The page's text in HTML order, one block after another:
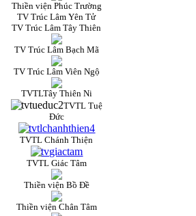
Thiền viện Phúc Trường
TV Trúc Lâm Yên Tử
TV Trúc Lâm Tây Thiên
TV Trúc Lâm Bạch Mã
TV Trúc Lâm Viên Ngộ
TVTLTây Thiên Ni
TVTL Tuệ
Đức
TVTL Chánh Thiện
TVTL Giác Tâm
Thiền viện Bồ Đề
Thiền viện Chân Tâm